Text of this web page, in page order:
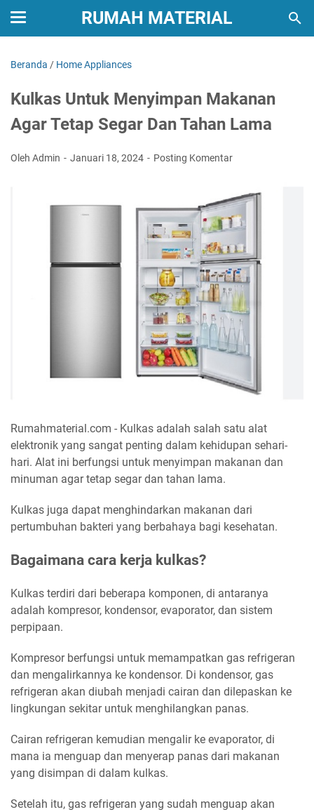
RUMAH MATERIAL
Beranda / Home Appliances
Kulkas Untuk Menyimpan Makanan
Agar Tetap Segar Dan Tahan Lama
Oleh Admin Januari 18, 2024 Posting Komentar
Rumahmaterial.com - Kulkas adalah salah satu alat
elektronik yang sangat penting dalam kehidupan sehari-
hari. Alat ini berfungsi untuk menyimpan makanan dan
minuman agar tetap segar dan tahan lama.
Kulkas juga dapat menghindarkan makanan dari
pertumbuhan bakteri yang berbahaya bagi kesehatan.
Bagaimana cara kerja kulkas?
Kulkas terdiri dari beberapa komponen, di antaranya
adalah kompresor, kondensor, evaporator, dan sistem
perpipaan.
Kompresor berfungsi untuk memampatkan gas refrigeran
dan mengalirkannya ke kondensor. Di kondensor, gas
refrigeran akan diubah menjadi cairan dan dilepaskan ke
lingkungan sekitar untuk menghilangkan panas.
Cairan refrigeran kemudian mengalir ke evaporator, di
mana ia menguap dan menyerap panas dari makanan
yang disimpan di dalam kulkas.
Setelah itu, gas refrigeran yang sudah menguap akan